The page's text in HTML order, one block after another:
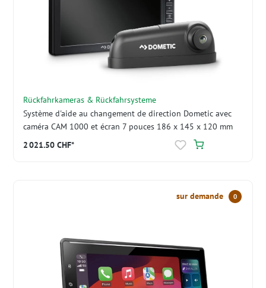
Rückfahrkameras & Rückfahrsysteme
Système d'aide au changement de direction Dometic avec
caméra CAM 1000 et écran 7 pouces 186 x 145 x 120 mm
2 021.50 CHF*
sur demande 0